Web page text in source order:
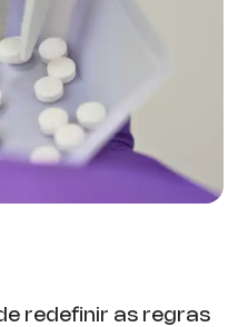
redefinir as regras